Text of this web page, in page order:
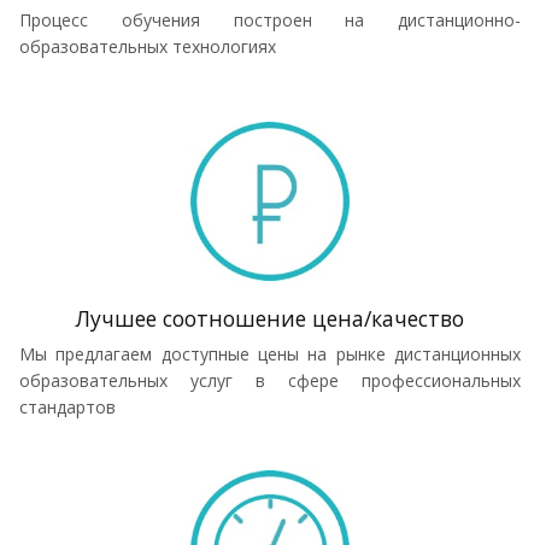
Процесс обучения построен на дистанционно-
образовательных технологиях
Лучшее соотношение цена/качество
Мы предлагаем доступные цены на рынке дистанционных
образовательных услуг в сфере профессиональных
стандартов